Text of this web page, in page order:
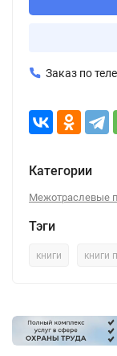
Заказ по
Категории
Межотраслевые
Тэги
книги книги